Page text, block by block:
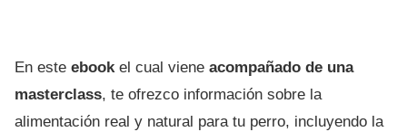
En este ebookel cual viene acompañado de una
masterclass, te ofrezco información sobre la
alimentación real y natural para tu perro, incluyendo la